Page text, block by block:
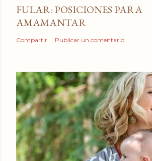
FULAR: POSICIONES PARA
AMAMANTAR
Compartir Publicar un comentario